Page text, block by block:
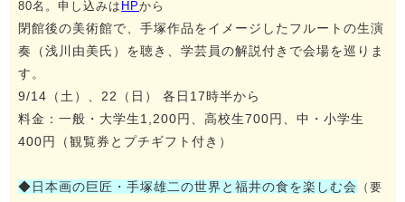
80名。申し込みは HPから
閉館後の美術館で、手塚作品をイメージしたフルートの生演
奏（浅川由美氏）を聴き、学芸員の解説付きで会場を巡りま
す。
9/14（土）、22（日） 各日17時半から
料金：一般・大学生1,200円、高校生700円、中・小学生
400円（観覧券とプチギフト付き）
◆日本画の巨匠・手塚雄二の世界と福井の食を楽しむ会
（要